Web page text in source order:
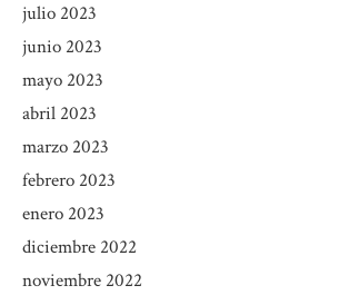
julio 2023
junio 2023
mayo 2023
abril 2023
marzo 2023
febrero 2023
enero 2023
diciembre 2022
noviembre 2022